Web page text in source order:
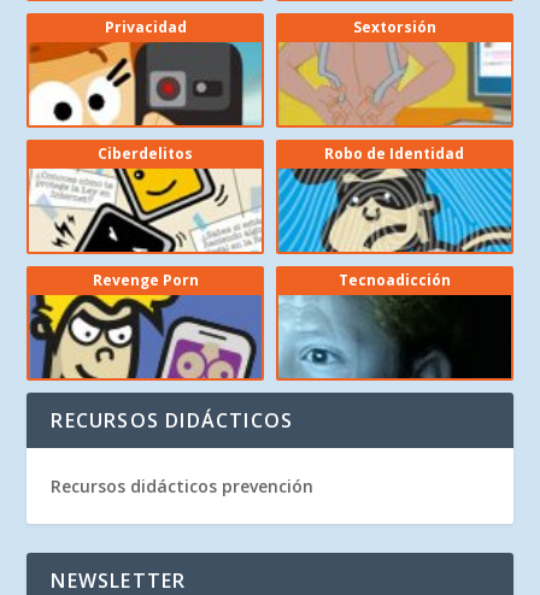
Privacidad Sextorsión
Ciberdelitos Robo de Identidad
Revenge Porn Tecnoadicción
RECURSOS DIDÁCTICOS
Recursos didácticos prevención
NEWSLETTER